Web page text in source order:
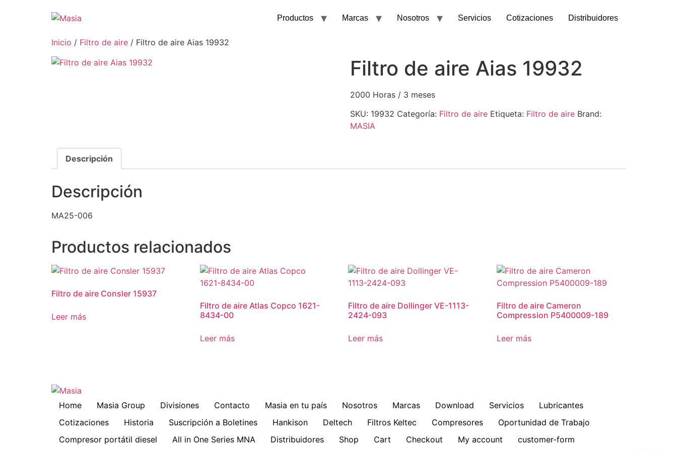
Productos Marcas Nosotros Servicios Cotizaciones Distribuidores
Inicio / Filtro de aire / Filtro de aire Aias 19932
Filtro de aire Aias 19932
2000 Horas / 3 meses
SKU: 19932 Categoría: Filtro de aire Etiqueta: Filtro de aire Brand:
MASIA
Descripción
Descripción
MA25-006
Productos relacionados
Filtro de aire Consler 15937
Leer más
Filtro de aire Atlas Copco 1621-
8434-00
Leer más
Filtro de aire Dollinger VE-1113-
2424-093
Leer más
Filtro de aire Cameron
Compression P5400009-189
Leer más
Home Masia Group Divisiones Contacto Masia en tu país Nosotros Marcas Download Servicios
Lubricantes
Cotizaciones
Historia Suscripción a Boletines Hankison Deltech Filtros Keltec Compresores
Oportunidad de Trabajo
Compresor portátil diesel
All in One Series MNA Distribuidores Shop Cart Checkout My account
customer-form